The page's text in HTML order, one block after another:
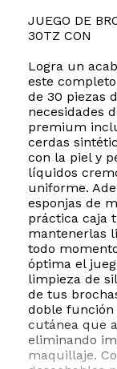
JUEGO DE
30TZ CON
Logra un
este
de 30 piezas
necesidades
premium
cerdas
con la piel y
líquidos
uniforme.
esponjas de
práctica caja
mantenerlas
todo
óptima el
limpieza de
de tus
doble función
cutánea que
eliminando
maquillaje.